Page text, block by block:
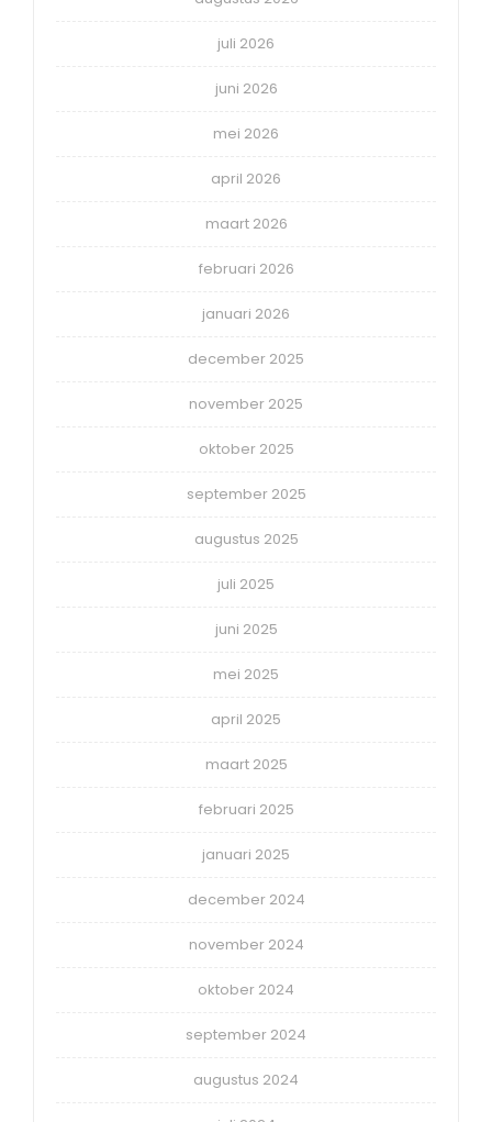
juli 2026
juni 2026
mei 2026
april 2026
maart 2026
februari 2026
januari 2026
december 2025
november 2025
oktober 2025
september 2025
augustus 2025
juli 2025
juni 2025
mei 2025
april 2025
maart 2025
februari 2025
januari 2025
december 2024
november 2024
oktober 2024
september 2024
augustus 2024